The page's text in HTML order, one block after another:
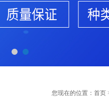
您现在的位置： 首页